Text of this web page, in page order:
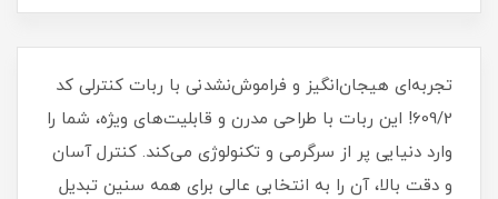
تجربه‌ای هیجان‌انگیز و فراموش‌نشدنی با ربات کنترلی کد
609/2! این ربات با طراحی مدرن و قابلیت‌های ویژه، شما را
وارد دنیایی پر از سرگرمی و تکنولوژی می‌کند. کنترل آسان
و دقت بالا، آن را به انتخابی عالی برای همه سنین تبدیل